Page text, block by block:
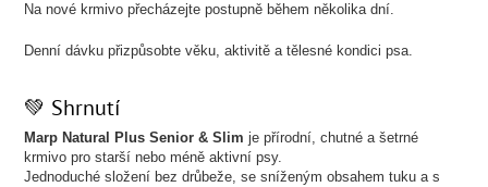
Na nové krmivo přecházejte postupně během několika dní.
Denní dávku přizpůsobte věku, aktivitě a tělesné kondici psa.
💚 Shrnutí
Marp Natural Plus Senior & Slim je přírodní, chutné a šetrné
krmivo pro starší nebo méně aktivní psy.
Jednoduché složení bez drůbeže, se sníženým obsahem tuku a s